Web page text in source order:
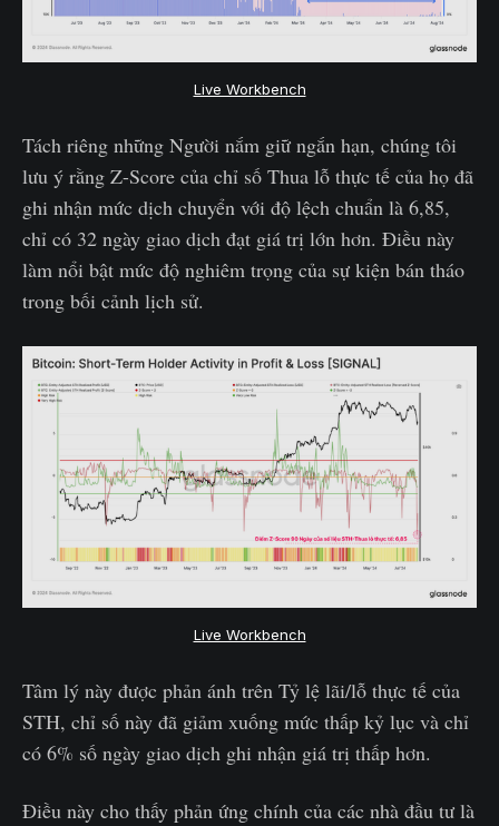
Live Workbench
Tách riêng những Người nắm giữ ngắn hạn, chúng tôi
lưu ý rằng Z-Score của chỉ số Thua lỗ thực tế của họ đã
ghi nhận mức dịch chuyển với độ lệch chuẩn là 6,85,
chỉ có 32 ngày giao dịch đạt giá trị lớn hơn. Điều này
làm nổi bật mức độ nghiêm trọng của sự kiện bán tháo
trong bối cảnh lịch sử.
Live Workbench
Tâm lý này được phản ánh trên Tỷ lệ lãi/lỗ thực tế của
STH, chỉ số này đã giảm xuống mức thấp kỷ lục và chỉ
có 6% số ngày giao dịch ghi nhận giá trị thấp hơn.
Điều này cho thấy phản ứng chính của các nhà đầu tư là